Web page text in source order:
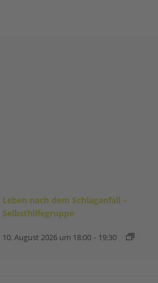
Leben nach dem Schlaganfall –
Selbsthilfegruppe
10. August 2026 um 18:00 - 19:30